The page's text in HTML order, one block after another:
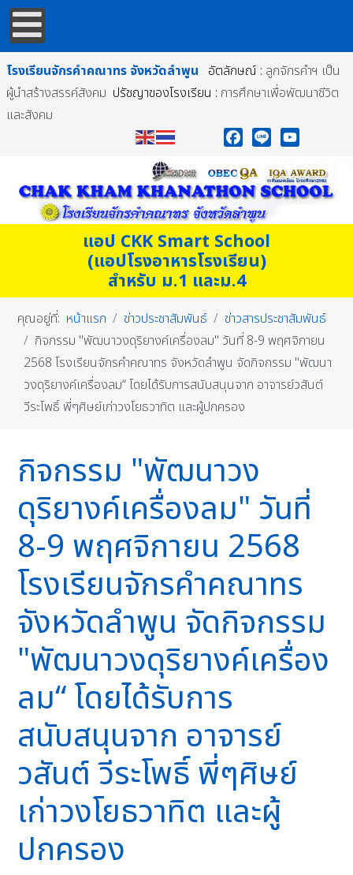
โรงเรียนจักรคำคณาทร จังหวัดลำพูน อัตลักษณ์ : ลูกจักรคำฯ เป็น
ผู้นำสร้างสรรค์สังคม ปรัชญาของโรงเรียน : การศึกษาเพื่อพัฒนาชีวิต
และสังคม
แอป CKK Smart School
(แอปโรงอาหารโรงเรียน)
สำหรับ ม.1 และม.4
คุณอยู่ที่: หน้าแรก ข่าวประชาสัมพันธ์
ข่าวสารประชาสัมพันธ์
กิจกรรม "พัฒนาวงดุริยางค์เครื่องลม" วันที่ 8-9 พฤศจิกายน
2568 โรงเรียนจักรคำคณาทร จังหวัดลำพูน จัดกิจกรรม "พัฒนา
วงดุริยางค์เครื่องลม“ โดยได้รับการสนับสนุนจาก อาจารย์วสันต์
วีระโพธิ์ พี่ๆศิษย์เก่าวงโยธวาทิต และผู้ปกครอง
กิจกรรม "พัฒนาวง
ดุริยางค์เครื่องลม" วันที่
8-9 พฤศจิกายน 2568
โรงเรียนจักรคำคณาทร
จังหวัดลำพูน จัดกิจกรรม
"พัฒนาวงดุริยางค์เครื่อง
ลม“ โดยได้รับการ
สนับสนุนจาก อาจารย์
วสันต์ วีระโพธิ์ พี่ๆศิษย์
เก่าวงโยธวาทิต และผู้
ปกครอง